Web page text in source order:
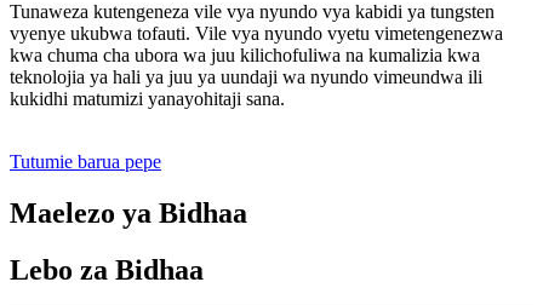
Tunaweza kutengeneza vile vya nyundo vya kabidi ya tungsten
vyenye ukubwa tofauti. Vile vya nyundo vyetu vimetengenezwa
kwa chuma cha ubora wa juu kilichofuliwa na kumalizia kwa
teknolojia ya hali ya juu ya uundaji wa nyundo vimeundwa ili
kukidhi matumizi yanayohitaji sana.
Tutumie barua pepe
Maelezo ya Bidhaa
Lebo za Bidhaa